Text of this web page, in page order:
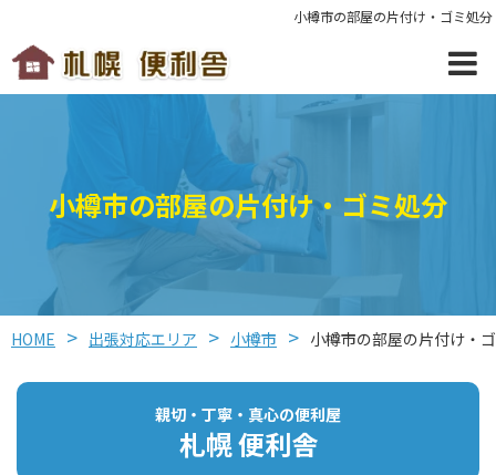
小樽市の部屋の片付け・ゴミ処分
小樽市の部屋の片付け・ゴミ処分
HOME 出張対応エリア 小樽市 小樽市の部屋の片付け・
親切・丁寧・真心の便利屋
札幌 便利舎